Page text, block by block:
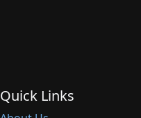
Quick Links